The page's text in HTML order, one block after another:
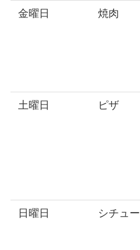
金曜日 焼肉
土曜日 ピザ
日曜日 シチュー